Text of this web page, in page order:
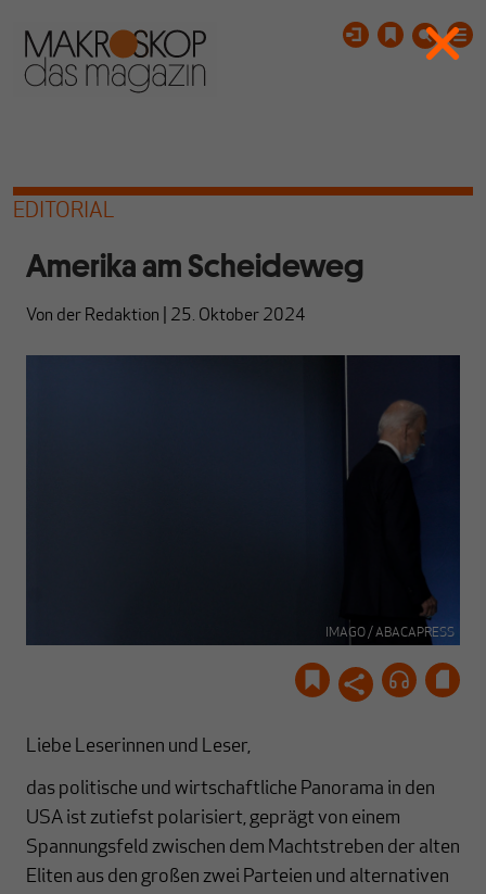
EDITORIAL
Amerika am Scheideweg
Von der Redaktion 25. Oktober 2024
IMAGO / ABACAPRESS
Liebe Leserinnen und Leser,
das politische und wirtschaftliche Panorama in den
USA ist zutiefst polarisiert, geprägt von einem
Spannungsfeld zwischen dem Machtstreben der alten
Eliten aus den großen zwei Parteien und alternativen